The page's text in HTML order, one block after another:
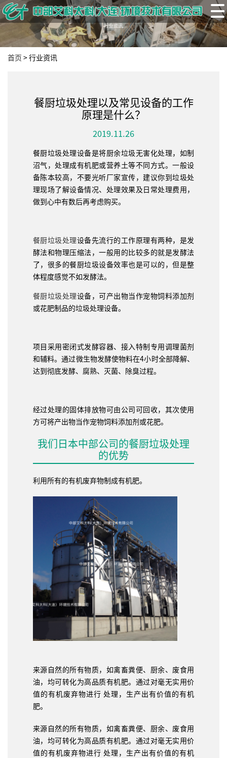
首页 >行业资讯
餐厨垃圾处理以及常见设备的工作
原理是什么？
2019.11.26
餐厨垃圾处理设备是将厨余垃圾无害化处理，如制
沼气，处理成有机肥或营养土等不同方式。一般设
备陈本较高，不要光听厂家宣传，建议你到垃圾处
理现场了解设备情况、处理效果及日常处理费用，
做到心中有数后再考虑购买。
餐厨垃圾处理设备先流行的工作原理有两种，是发
酵法和物理压缩法，一般用的比较多的就是发酵法
了，很多的餐厨垃圾设备效率也是可以的，但是整
体程度感觉不如发酵法。
餐厨垃圾处理设备，可产出物当作宠物饲料添加剂
或花肥制品的垃圾处理设备。
项目采用密闭式发酵容器、接入特制专用调理菌剂
和辅料。通过微生物发酵使物料在4小时全部降解、
达到彻底发酵、腐熟、灭菌、除臭过程。
经过处理的固体排放物可由公司可回收，其次使用
方可将产出物当作宠物饲料添加剂或花肥。
我们日本中部公司的餐厨垃圾处理
的优势
利用所有的有机废弃物制成有机肥。
来源自然的所有物质，如禽畜粪便、厨余、废食用
油，均可转化为高品质有机肥。通过对毫无实用价
值的有机废弃物进行 处理，生产出有价值的有机
肥。
来源自然的所有物质，如禽畜粪便、厨余、废食用
油，均可转化为高品质有机肥。通过对毫无实用价
值的有机废弃物进行 处理，生产出有价值的有机